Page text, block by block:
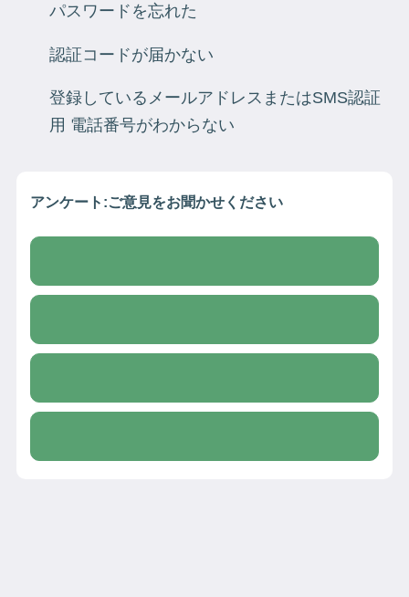
パスワードを忘れた
認証コードが届かない
登録しているメールアドレスまたはSMS認証
用 電話番号がわからない
アンケート:ご意見をお聞かせください